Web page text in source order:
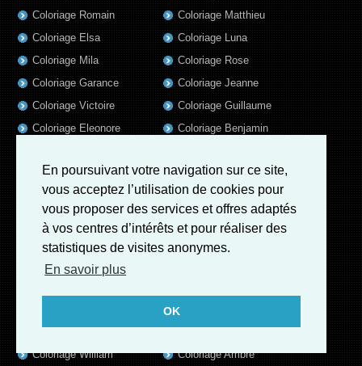
En poursuivant votre navigation sur ce site,
vous acceptez l’utilisation de cookies pour
vous proposer des services et offres adaptés
à vos centres d’intérêts et pour réaliser des
statistiques de visites anonymes.
En savoir plus
OK
Coloriage Romain
Coloriage Elsa
Coloriage Mila
Coloriage Garance
Coloriage Victoire
Coloriage Eleonore
Coloriage Louis
Coloriage Ava
Coloriage Simon
Coloriage Julien
Coloriage Lina
Coloriage William
Coloriage Matthieu
Coloriage Luna
Coloriage Rose
Coloriage Jeanne
Coloriage Guillaume
Coloriage Benjamin
Coloriage Matteo
Coloriage Ulysse
Coloriage Rayan
Coloriage Ambre